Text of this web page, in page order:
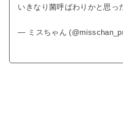
いきなり菌呼ばわりかと思っ
— ミスちゃん